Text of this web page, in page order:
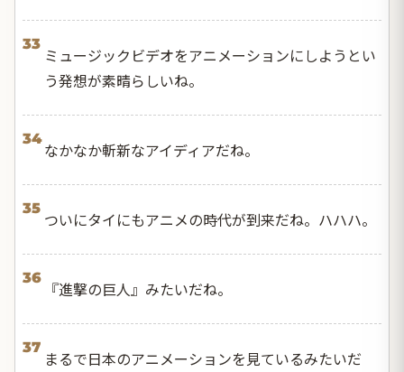
33
ミュージックビデオをアニメーションにしようとい
う発想が素晴らしいね。
34
なかなか斬新なアイディアだね。
35
ついにタイにもアニメの時代が到来だね。ハハハ。
36
『進撃の巨人』みたいだね。
37
まるで日本のアニメーションを見ているみたいだ